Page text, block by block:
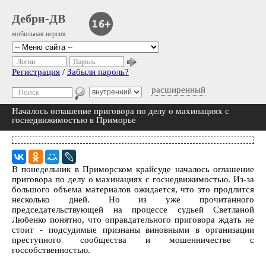
Дебри-ДВ
мобильная версия
расширенный
Логин Пароль
Регистрация / Забыли пароль?
Началось оглашение приговора по делу о махинациях с
госнедвижимостью в Приморье
В понедельник в Приморском крайсуде началось оглашение
приговора по делу о махинациях с госнедвижимостью. Из-за
большого объема материалов ожидается, что это продлится
несколько дней. Но из уже прочитанного
председательствующей на процессе судьей Светланой
Любенко понятно, что оправдательного приговора ждать не
стоит - подсудимые признаны виновными в организации
преступного сообщества и мошенничестве с
госсобственностью.